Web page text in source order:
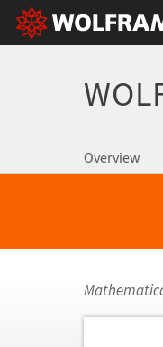
Overview